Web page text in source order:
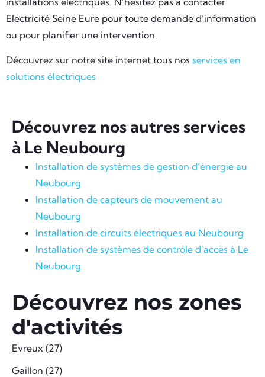
Electricité Seine Eure pour toute demande d’information
ou pour planifier une intervention.
Découvrez sur notre site internet tous nos services en
solutions électriques
Découvrez nos autres services
à Le Neubourg
Installation de systèmes de gestion d’énergie au
Neubourg
Installation de capteurs de mouvement au
Neubourg
Installation de circuits électriques au Neubourg
Installation de systèmes de contrôle d’accès à Le
Neubourg
Découvrez nos zones
d'activités
Evreux (27)
Gaillon (27)